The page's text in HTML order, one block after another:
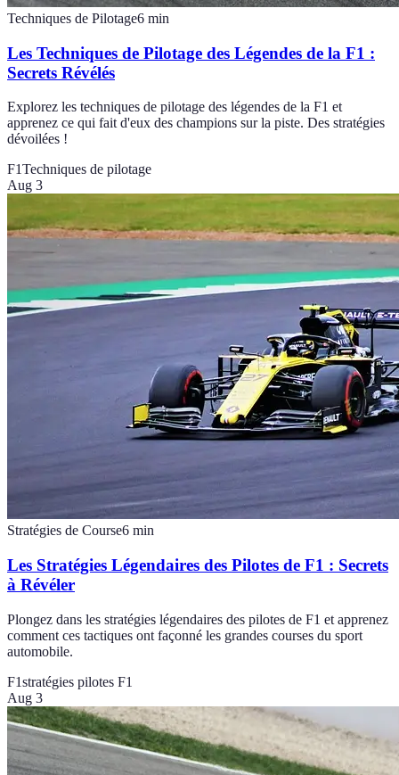
Techniques de Pilotage6 min
Les Techniques de Pilotage des Légendes de la F1 :
Secrets Révélés
Explorez les techniques de pilotage des légendes de la F1 et
apprenez ce qui fait d'eux des champions sur la piste. Des stratégies
dévoilées !
F1Techniques de pilotage
Aug 3
Stratégies de Course6 min
Les Stratégies Légendaires des Pilotes de F1 : Secrets
à Révéler
Plongez dans les stratégies légendaires des pilotes de F1 et apprenez
comment ces tactiques ont façonné les grandes courses du sport
automobile.
F1stratégies pilotes F1
Aug 3